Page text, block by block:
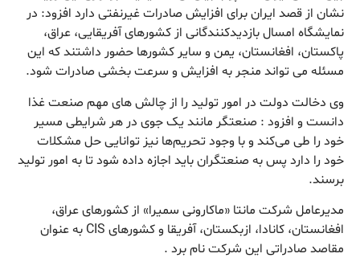
نشان از قصد ایران برای افزایش صادرات غیرنفتی دارد افزود: در
نمایشگاه امسال بازدیدکنندگانی از کشورهای آفریقایی، عراق،
پاکستان، افغانستان، یمن و سایر کشورها حضور داشتند که این
مسئله می تواند منجر به افزایش و سرعت بخشی صادرات شود.
‎وی دخالت دولت در امور تولید را از چالش های مهم صنعت غذا
دانست و افزود : صنعتگر مانند یک جوی در هر شرایطی مسیر
خود را طی می‌کند و با وجود تحریم‌ها نیز توانایی حل مشکلات
خود را دارد پس به صنعتگران باید اجازه داده شود تا به امور تولید
برسند.
‎مدیرعامل شرکت مانتا «ماکارونی سمیرا» از کشورهای عراق،
افغانستان، کانادا، ازبکستان، آفریقا و کشورهای CIS به عنوان
مقاصد صادراتی این شرکت نام برد .